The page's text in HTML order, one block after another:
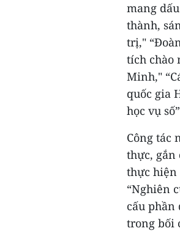
mang
thành,
trị,"
tích chào
Minh,"
quốc gia
học vụ
Công tác
thực, gắn
thực hiện
“Nghiên
cấu phần
trong bối